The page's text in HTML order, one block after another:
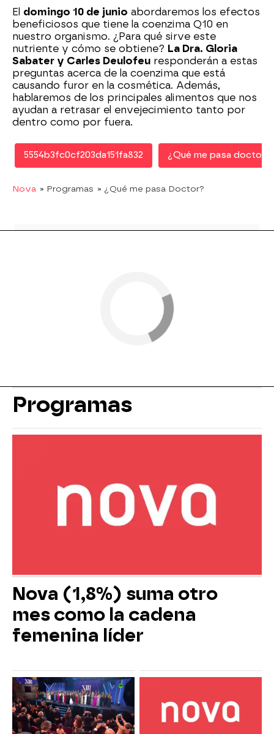
El domingo 10 de junio abordaremos los efectos
beneficiosos que tiene la coenzima Q10 en
nuestro organismo. ¿Para qué sirve este
nutriente y cómo se obtiene? La Dra. Gloria
Sabater y Carles Deulofeu responderán a estas
preguntas acerca de la coenzima que está
causando furor en la cosmética. Además,
hablaremos de los principales alimentos que nos
ayudan a retrasar el envejecimiento tanto por
dentro como por fuera.
5554b3fc0cf203da151fa832 ¿Qué me pasa doctor?
Nova » Programas » ¿Qué me pasa Doctor?
Programas
Nova (1,8%) suma otro
mes como la cadena
femenina líder